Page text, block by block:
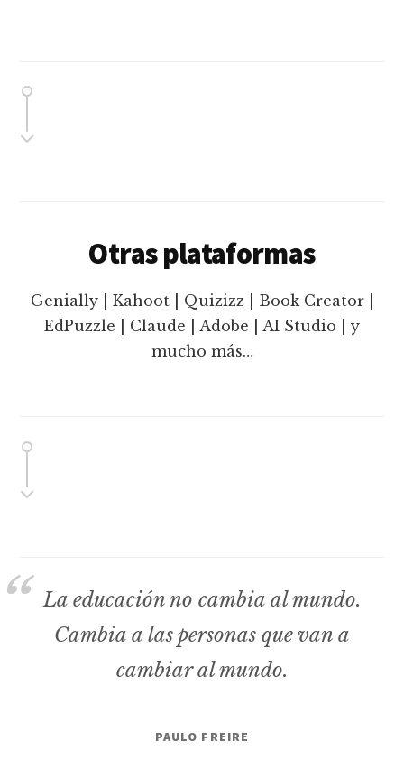
Otras plataformas
Genially | Kahoot | Quizizz | Book Creator |
EdPuzzle | Claude | Adobe | AI Studio | y
mucho más…
La educación no cambia al mundo.
Cambia a las personas que van a
cambiar al mundo.
PAULO FREIRE